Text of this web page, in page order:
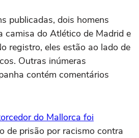
publicadas, dois homens
camisa do Atlético de Madrid e
registro, eles estão ao lado de
Outras inúmeras
contém comentários
do Mallorca foi
de prisão por racismo contra